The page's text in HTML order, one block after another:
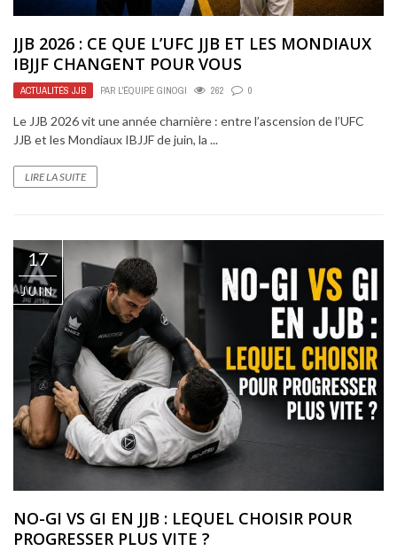
JJB 2026 : CE QUE L’UFC JJB ET LES MONDIAUX
IBJJF CHANGENT POUR VOUS
ACTUALITÉS JJB PAR L'ÉQUIPE GINOGI 262 0
Le JJB 2026 vit une année charnière : entre l’ascension de l’UFC
JJB et les Mondiaux IBJJF de juin, la ...
LIRE LA SUITE
17
JUIN
NO-GI VS GI EN JJB : LEQUEL CHOISIR POUR
PROGRESSER PLUS VITE ?